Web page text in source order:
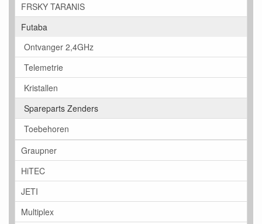
FRSKY TARANIS
Futaba
Ontvanger 2,4GHz
Telemetrie
Kristallen
Spareparts Zenders
Toebehoren
Graupner
HiTEC
JETI
Multiplex